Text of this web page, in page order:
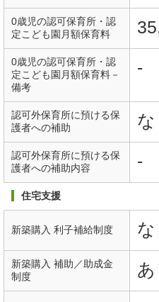
0歳児の認可保育所・認
定こども園月額保育料
0歳児の認可保育所・認
定こども園月額保育料－
備考
-
認可外保育所に預ける保
護者への補助
な
認可外保育所に預ける保
護者への補助内容
-
住宅支援
新築購入 利子補給制度 な
新築購入 補助／助成金
制度
あ